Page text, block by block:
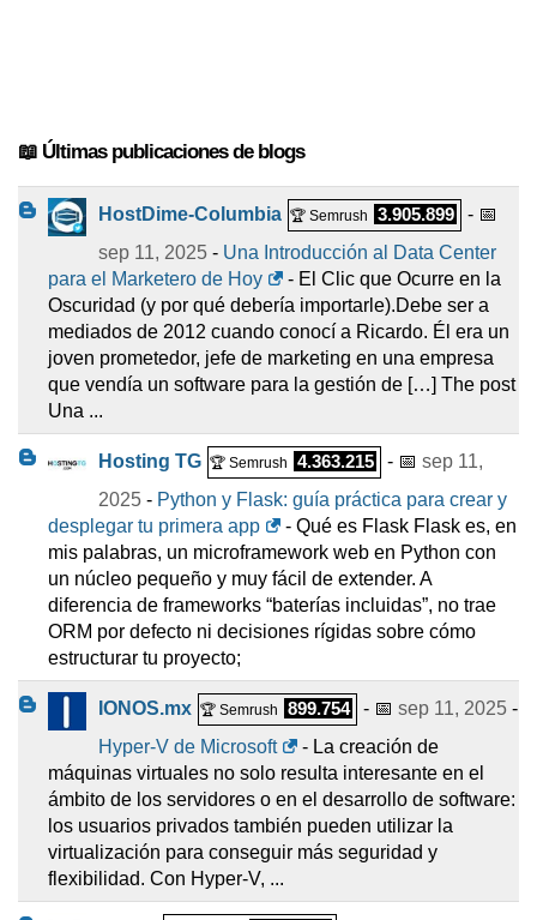
📖 Últimas publicaciones de blogs
HostDime-Columbia 🏆 Semrush 3.905.899
- 📅
sep 11, 2025 - Una Introducción al Data Center
para el Marketero de Hoy
- El Clic que Ocurre en la
Oscuridad (y por qué debería importarle).Debe ser a
mediados de 2012 cuando conocí a Ricardo. Él era un
joven prometedor, jefe de marketing en una empresa
que vendía un software para la gestión de […] The post
Una ...
Hosting TG 🏆 Semrush 4.363.215 - 📅 sep 11,
2025 - Python y Flask: guía práctica para crear y
desplegar tu primera app
- Qué es Flask Flask es, en
mis palabras, un microframework web en Python con
un núcleo pequeño y muy fácil de extender. A
diferencia de frameworks “baterías incluidas”, no trae
ORM por defecto ni decisiones rígidas sobre cómo
estructurar tu proyecto;
IONOS.mx 🏆 Semrush 899.754 - 📅 sep 11, 2025 -
Hyper-V de Microsoft
- La creación de
máquinas virtuales no solo resulta interesante en el
ámbito de los servidores o en el desarrollo de software:
los usuarios privados también pueden utilizar la
virtualización para conseguir más seguridad y
flexibilidad. Con Hyper-V, ...